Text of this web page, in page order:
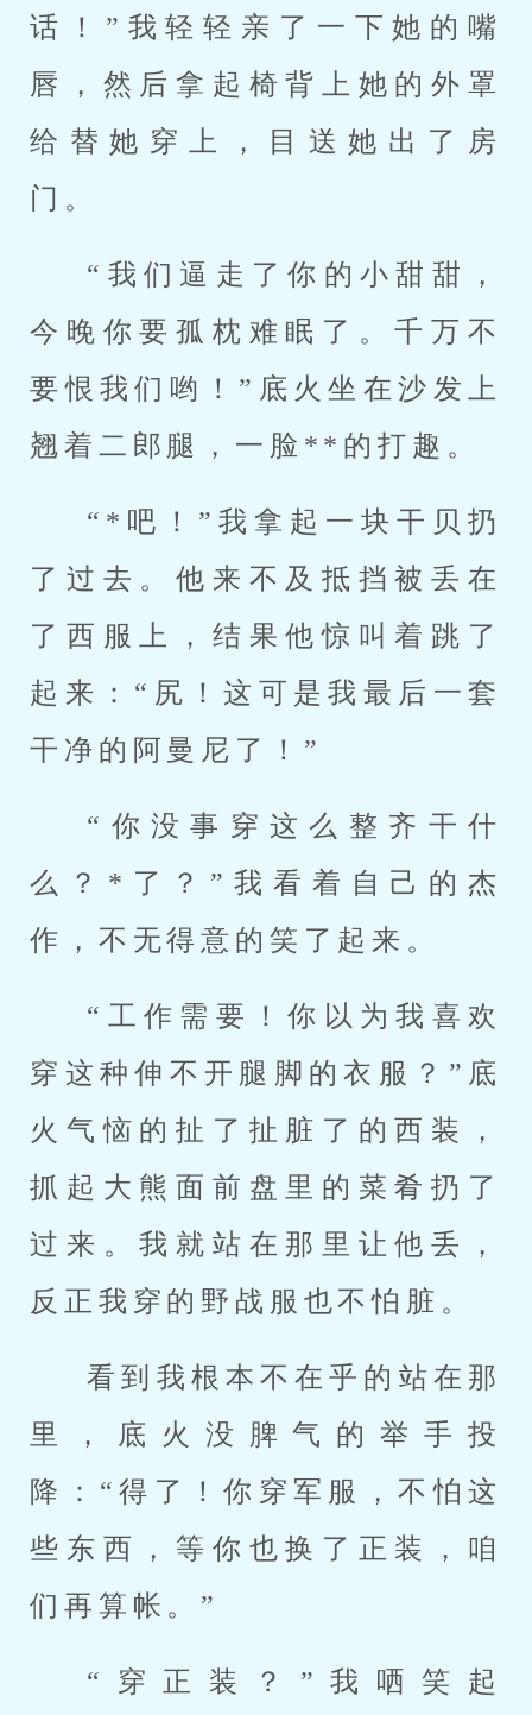
话！”我轻轻亲了一下她的嘴
唇，然后拿起椅背上她的外罩
给替她穿上，目送她出了房
门。
“我们逼走了你的小甜甜，
今晚你要孤枕难眠了。千万不
要恨我们哟！”底火坐在沙发上
翘着二郎腿，一脸**的打趣。
“*吧！”我拿起一块干贝扔
了过去。他来不及抵挡被丢在
了西服上，结果他惊叫着跳了
起来：“尻！这可是我最后一套
干净的阿曼尼了！”
“你没事穿这么整齐干什
么？*了？”我看着自己的杰
作，不无得意的笑了起来。
“工作需要！你以为我喜欢
穿这种伸不开腿脚的衣服？”底
火气恼的扯了扯脏了的西装，
抓起大熊面前盘里的菜肴扔了
过来。我就站在那里让他丢，
反正我穿的野战服也不怕脏。
看到我根本不在乎的站在那
里，底火没脾气的举手投
降：“得了！你穿军服，不怕这
些东西，等你也换了正装，咱
们再算帐。”
“穿正装？”我哂笑起